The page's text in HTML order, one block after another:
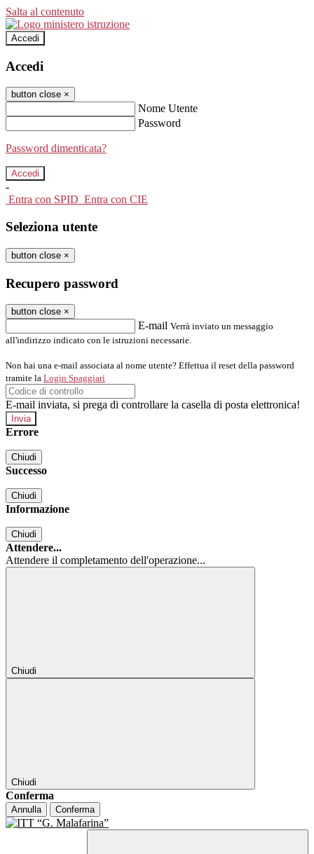
Salta al contenuto
Accedi
Accedi
button close ×
Nome Utente
Password
Password dimenticata?
-
Entra con SPID Entra con CIE
Seleziona utente
button close ×
Recupero password
button close ×
E-mail Verrà inviato un messaggio
all'indirizzo indicato con le istruzioni necessarie.
Non hai una e-mail associata al nome utente? Effettua il reset della password
tramite la Login Spaggiari
E-mail inviata, si prega di controllare la casella di posta elettronica!
Errore
Chiudi
Successo
Chiudi
Informazione
Chiudi
Attendere...
Attendere il completamento dell'operazione...
Chiudi
Chiudi
Conferma
Annulla Conferma